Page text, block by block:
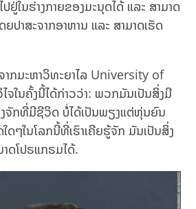
ປຢູ່ໃນຮ່າງກາຍຂອງມະນຸດໄດ້ ແລະ ສາມາດ
ປາສະຈາກອາຫານ ແລະ ສາມາດເຮັດ
ກມະຫາວິທະຍາໄລ University of
ຈໃນຄັ້ງນີ້ໄດ້ກ່າວວ່າ: ພວກມັນເປັນສິ່ງມີ
ຈັກທີ່ມີຊີວິດ ບໍ່ໄດ້ເປັນພຽງແຕ່ຫຸ່ນຍົນ
ໆໃນໂລກນີ້ທີ່ເຮົາເຄີຍຮູ້ຈັກ ມັນເປັນສິ່ງ
ດໂປຣແກຣມໄດ້.